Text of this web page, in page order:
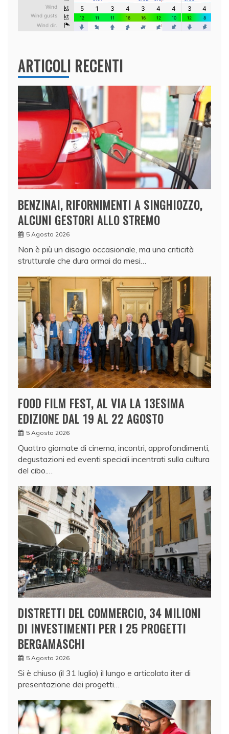
ARTICOLI RECENTI
BENZINAI, RIFORNIMENTI A SINGHIOZZO,
ALCUNI GESTORI ALLO STREMO
5 Agosto 2026
Non è più un disagio occasionale, ma una criticità
strutturale che dura ormai da mesi…
FOOD FILM FEST, AL VIA LA 13ESIMA
EDIZIONE DAL 19 AL 22 AGOSTO
5 Agosto 2026
Quattro giornate di cinema, incontri, approfondimenti,
degustazioni ed eventi speciali incentrati sulla cultura
del cibo.…
DISTRETTI DEL COMMERCIO, 34 MILIONI
DI INVESTIMENTI PER I 25 PROGETTI
BERGAMASCHI
5 Agosto 2026
Si è chiuso (il 31 luglio) il lungo e articolato iter di
presentazione dei progetti…